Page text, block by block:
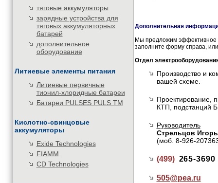
тяговые аккумуляторы
зарядные устройства для
тяговых аккумуляторных
батарей
дополнительное
оборудование
Литиевые элементы питания
Литиевые первичные
тионил-хлоридные батареи
Батареи PULSES PULS TM
Кислотно-свинцовые
аккумуляторы
Exide Technologies
FIAMM
CD Technologies
Дополнительная
Мы предложим эффективное
заполните форму справа,
Отдел
Производство и
вашей схеме.
Проектирование,
КТП, подстанций
Руководитель
Стрельцов
(моб. 8-926-
(499) 265-3690
505@pea.ru